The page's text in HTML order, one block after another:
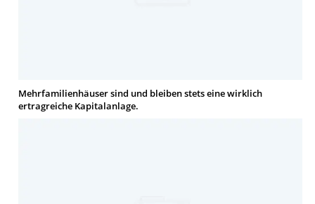
Mehrfamilienhäuser sind und bleiben stets eine wirklich
ertragreiche Kapitalanlage.